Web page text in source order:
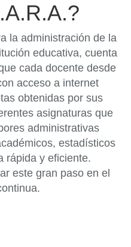
la administración de la
educativa, cuenta
cada docente desde
acceso a internet
obtenidas por sus
asignaturas que
administrativas
estadísticos
rápida y eficiente.
este gran paso en el